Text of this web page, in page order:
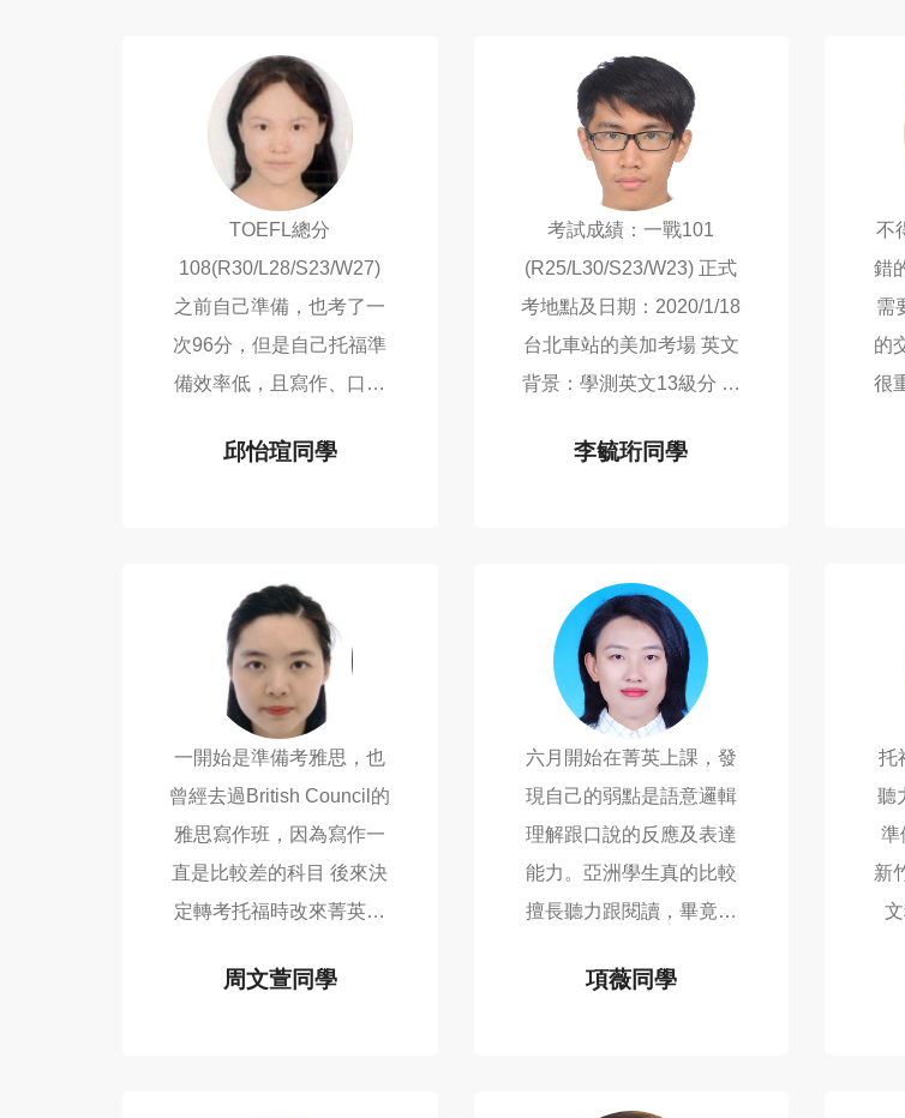
TOEFL總分
108(R30/L28/S23/W27)
之前自己準備，也考了一
次96分，但是自己托福準
備效率低，且寫作、口說
在於可以任意選課，讓我
邱怡瑄同學
考試成績：一戰101
(R25/L30/S23/W23) 正式
考地點及日期：2020/1/18
台北車站的美加考場 英文
背景：學測英文13級分 考
家人希望我出國讀書，所
李毓珩同學
不
錯
需
的
很
一開始是準備考雅思，也
曾經去過British Council的
雅思寫作班，因為寫作一
直是比較差的科目 後來決
定轉考托福時改來菁英補
課很好，讓你可以接觸到
周文萱同學
六月開始在菁英上課，發
現自己的弱點是語意邏輯
理解跟口說的反應及表達
能力。亞洲學生真的比較
擅長聽力跟閱讀，畢竟口
能夠練習演練。 經過幾個
項薇同學
托
聽
準
新竹